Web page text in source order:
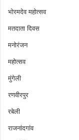
भोरमदेव महोत्सव
मतदाता दिवस
मनोरंजन
महोत्सव
मुंगेली
रणवीरपुर
रबेली
राजनांदगांव